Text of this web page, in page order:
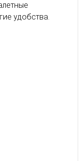
удобства.